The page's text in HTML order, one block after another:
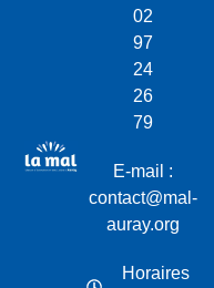
02
97
24
26
79
E-mail :
contact@mal-
auray.org
Horaires